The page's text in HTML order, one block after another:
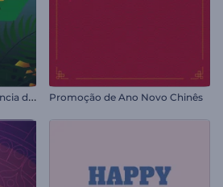
R
eel do Dia da Independência do Brasil Promoção de Ano Novo Chinês